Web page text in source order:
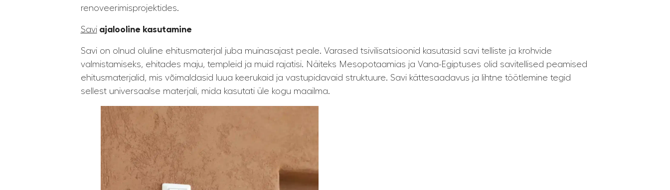
renoveerimisprojektides.
Savi ajalooline kasutamine
Savi on olnud oluline ehitusmaterjal juba muinasajast peale. Varased tsivilisatsioonid kasutasid savi telliste ja krohvide
valmistamiseks, ehitades maju, templeid ja muid rajatisi. Näiteks Mesopotaamias ja Vana-Egiptuses olid savitellised peamised
ehitusmaterjalid, mis võimaldasid luua keerukaid ja vastupidavaid struktuure. Savi kättesaadavus ja lihtne töötlemine tegid
sellest universaalse materjali, mida kasutati üle kogu maailma.